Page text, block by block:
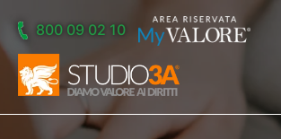
800 09 02 10